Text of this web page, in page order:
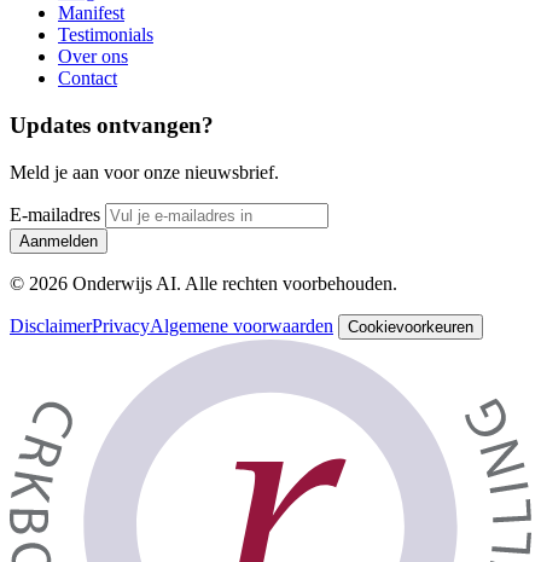
Manifest
Testimonials
Over ons
Contact
Updates ontvangen?
Meld je aan voor onze nieuwsbrief.
E-mailadres
Aanmelden
© 2026 Onderwijs AI. Alle rechten voorbehouden.
DisclaimerPrivacyAlgemene voorwaarden Cookievoorkeuren